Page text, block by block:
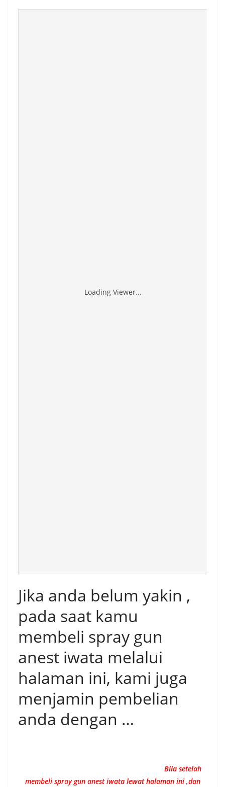
Loading Viewer...
Jika anda belum yakin ,
pada saat kamu
membeli spray gun
anest iwata melalui
halaman ini, kami juga
menjamin pembelian
anda dengan …
Bila setelah
membeli spray gun anest iwata lewat halaman ini ,dan